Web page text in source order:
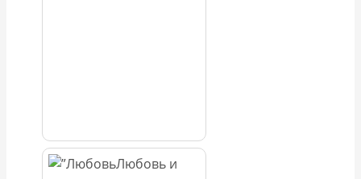
Любовь и